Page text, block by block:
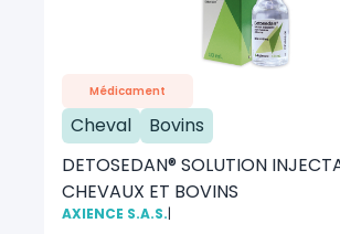
Médicament
Cheval
Bovins
DETOSEDAN® SOLUTION
CHEVAUX ET BOVINS
AXIENCE S.A.S.|